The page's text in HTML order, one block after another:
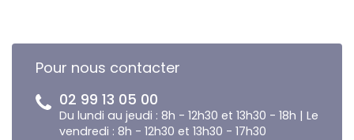
Pour nous contacter
02 99 13 05 00
Du lundi au jeudi : 8h - 12h30 et 13h30 - 18h | Le
vendredi : 8h - 12h30 et 13h30 - 17h30